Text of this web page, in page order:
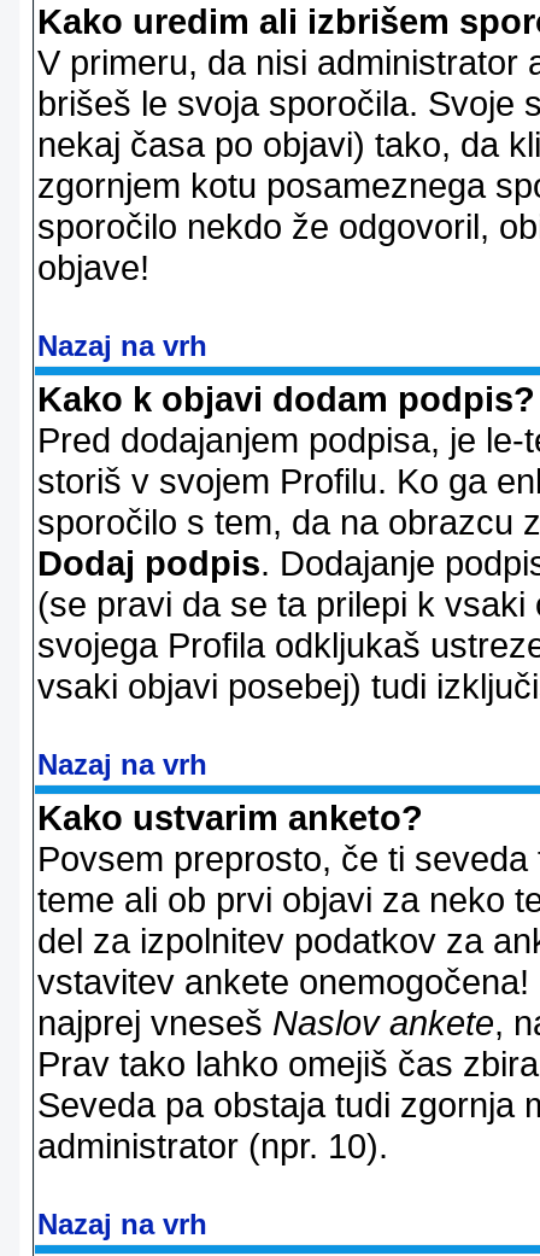
Kako uredim ali izbrišem
V primeru, da nisi administrator
brišeš le svoja sporočila. Svoje
nekaj časa po objavi) tako, da
zgornjem kotu posameznega
sporočilo nekdo že odgovoril,
objave!
Nazaj na vrh
Kako k objavi dodam podpis?
Pred dodajanjem podpisa, je
storiš v svojem Profilu. Ko ga
sporočilo s tem, da na obrazcu
Dodaj podpis. Dodajanje
(se pravi da se ta prilepi k
svojega Profila odkljukaš
vsaki objavi posebej) tudi
Nazaj na vrh
Kako ustvarim anketo?
Povsem preprosto, če ti
teme ali ob prvi objavi za neko
del za izpolnitev podatkov za
vstavitev ankete
najprej vneseš Naslov ankete,
Prav tako lahko omejiš čas
Seveda pa obstaja tudi zgornja
administrator (npr. 10).
Nazaj na vrh